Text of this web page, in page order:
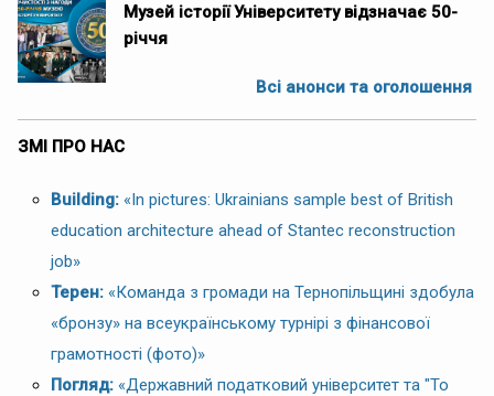
Музей історії Університету відзначає 50-
річчя
Всі анонси та оголошення
ЗМІ ПРО НАС
Building: «In pictures: Ukrainians sample best of British
education architecture ahead of Stantec reconstruction
job»
Терен: «Команда з громади на Тернопільщині здобула
«бронзу» на всеукраїнському турнірі з фінансової
грамотності (фото)»
Погляд: «Державний податковий університет та "To